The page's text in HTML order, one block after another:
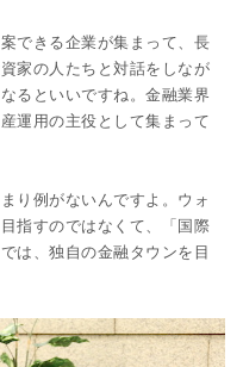
できる企業が集まって、長
家の人たちと対話をしなが
るといいですね。金融業界
運用の主役として集まって
り例がないんですよ。ウォ
指すのではなくて、「国際
は、独自の金融タウンを目